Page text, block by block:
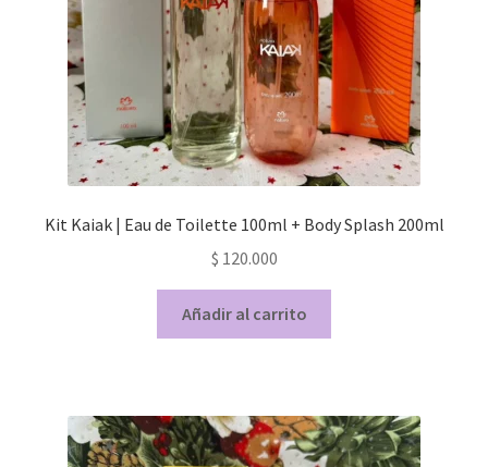
Kit Kaiak | Eau de Toilette 100ml + Body Splash 200ml
$ 120.000
Añadir al carrito